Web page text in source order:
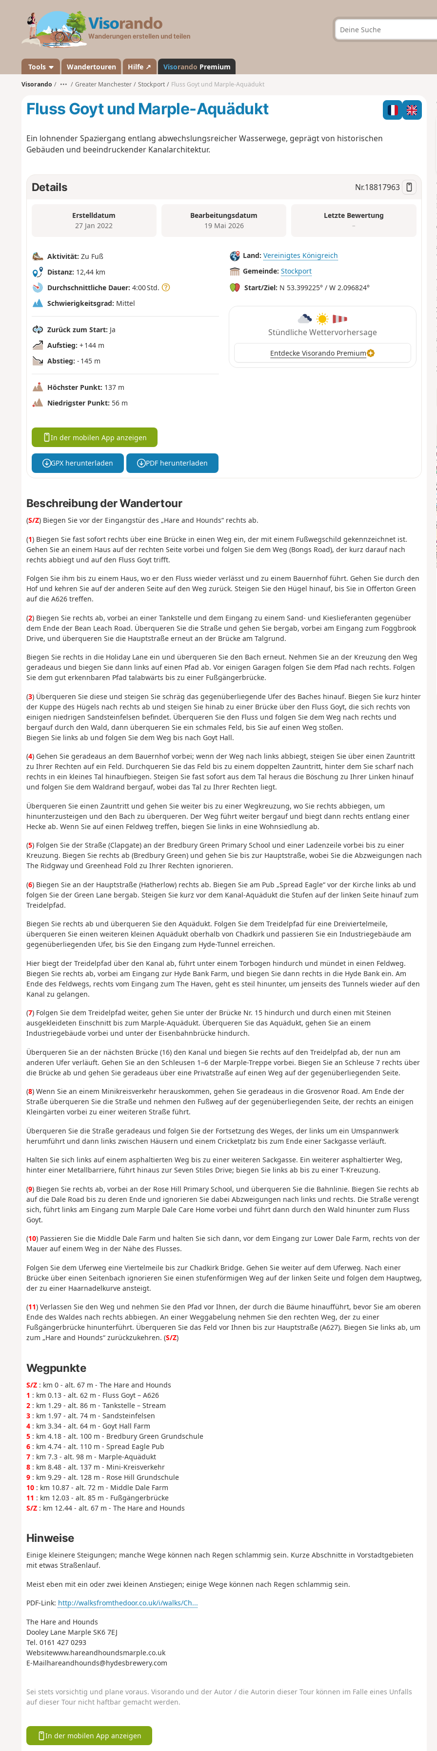
a
n
d
Tools Wandertouren Hilfe ↗ Visorando Premium
Visorando ••• Greater Manchester Stockport Fluss Goyt und Marple-Aquädukt
Fluss Goyt und Marple-Aquädukt
Ein lohnender Spaziergang entlang abwechslungsreicher Wasserwege, geprägt von historischen
Gebäuden und beeindruckender Kanalarchitektur.
Details Nr.18817963
Erstelldatum
27 Jan 2022
Bearbeitungsdatum
19 Mai 2026
Letzte Bewertung
–
Aktivität: Zu Fuß
Distanz: 12,44 km
Durchschnittliche Dauer: 4:00 Std.
Schwierigkeitsgrad: Mittel
Zurück zum Start: Ja
Aufstieg: + 144 m
Abstieg: - 145 m
Höchster Punkt: 137 m
Niedrigster Punkt: 56 m
Land: Vereinigtes Königreich
Gemeinde: Stockport
Start/Ziel: N 53.399225° / W 2.096824°
Stündliche Wettervorhersage
Entdecke Visorando Premium
In der mobilen App anzeigen
GPX herunterladen PDF herunterladen
Beschreibung der Wandertour
(S/Z) Biegen Sie vor der Eingangstür des „Hare and Hounds“ rechts ab.
(1) Biegen Sie fast sofort rechts über eine Brücke in einen Weg ein, der mit einem Fußwegschild gekennzeichnet ist.
Gehen Sie an einem Haus auf der rechten Seite vorbei und folgen Sie dem Weg (Bongs Road), der kurz darauf nach
rechts abbiegt und auf den Fluss Goyt trifft.
Folgen Sie ihm bis zu einem Haus, wo er den Fluss wieder verlässt und zu einem Bauernhof führt. Gehen Sie durch den
Hof und kehren Sie auf der anderen Seite auf den Weg zurück. Steigen Sie den Hügel hinauf, bis Sie in Offerton Green
auf die A626 treffen.
(2) Biegen Sie rechts ab, vorbei an einer Tankstelle und dem Eingang zu einem Sand- und Kieslieferanten gegenüber
dem Ende der Bean Leach Road. Überqueren Sie die Straße und gehen Sie bergab, vorbei am Eingang zum Foggbrook
Drive, und überqueren Sie die Hauptstraße erneut an der Brücke am Talgrund.
Biegen Sie rechts in die Holiday Lane ein und überqueren Sie den Bach erneut. Nehmen Sie an der Kreuzung den Weg
geradeaus und biegen Sie dann links auf einen Pfad ab. Vor einigen Garagen folgen Sie dem Pfad nach rechts. Folgen
Sie dem gut erkennbaren Pfad talabwärts bis zu einer Fußgängerbrücke.
(3) Überqueren Sie diese und steigen Sie schräg das gegenüberliegende Ufer des Baches hinauf. Biegen Sie kurz hinter
der Kuppe des Hügels nach rechts ab und steigen Sie hinab zu einer Brücke über den Fluss Goyt, die sich rechts von
einigen niedrigen Sandsteinfelsen befindet. Überqueren Sie den Fluss und folgen Sie dem Weg nach rechts und
bergauf durch den Wald, dann überqueren Sie ein schmales Feld, bis Sie auf einen Weg stoßen.
Biegen Sie links ab und folgen Sie dem Weg bis nach Goyt Hall.
(4) Gehen Sie geradeaus an dem Bauernhof vorbei; wenn der Weg nach links abbiegt, steigen Sie über einen Zauntritt
zu Ihrer Rechten auf ein Feld. Durchqueren Sie das Feld bis zu einem doppelten Zauntritt, hinter dem Sie scharf nach
rechts in ein kleines Tal hinaufbiegen. Steigen Sie fast sofort aus dem Tal heraus die Böschung zu Ihrer Linken hinauf
und folgen Sie dem Waldrand bergauf, wobei das Tal zu Ihrer Rechten liegt.
Überqueren Sie einen Zauntritt und gehen Sie weiter bis zu einer Wegkreuzung, wo Sie rechts abbiegen, um
hinunterzusteigen und den Bach zu überqueren. Der Weg führt weiter bergauf und biegt dann rechts entlang einer
Hecke ab. Wenn Sie auf einen Feldweg treffen, biegen Sie links in eine Wohnsiedlung ab.
(5) Folgen Sie der Straße (Clapgate) an der Bredbury Green Primary School und einer Ladenzeile vorbei bis zu einer
Kreuzung. Biegen Sie rechts ab (Bredbury Green) und gehen Sie bis zur Hauptstraße, wobei Sie die Abzweigungen nach
The Ridgway und Greenhead Fold zu Ihrer Rechten ignorieren.
(6) Biegen Sie an der Hauptstraße (Hatherlow) rechts ab. Biegen Sie am Pub „Spread Eagle“ vor der Kirche links ab und
folgen Sie der Green Lane bergab. Steigen Sie kurz vor dem Kanal-Aquädukt die Stufen auf der linken Seite hinauf zum
Treidelpfad.
Biegen Sie rechts ab und überqueren Sie den Aquädukt. Folgen Sie dem Treidelpfad für eine Dreiviertelmeile,
überqueren Sie einen weiteren kleinen Aquädukt oberhalb von Chadkirk und passieren Sie ein Industriegebäude am
gegenüberliegenden Ufer, bis Sie den Eingang zum Hyde-Tunnel erreichen.
Hier biegt der Treidelpfad über den Kanal ab, führt unter einem Torbogen hindurch und mündet in einen Feldweg.
Biegen Sie rechts ab, vorbei am Eingang zur Hyde Bank Farm, und biegen Sie dann rechts in die Hyde Bank ein. Am
Ende des Feldwegs, rechts vom Eingang zum The Haven, geht es steil hinunter, um jenseits des Tunnels wieder auf den
Kanal zu gelangen.
(7) Folgen Sie dem Treidelpfad weiter, gehen Sie unter der Brücke Nr. 15 hindurch und durch einen mit Steinen
ausgekleideten Einschnitt bis zum Marple-Aquädukt. Überqueren Sie das Aquädukt, gehen Sie an einem
Industriegebäude vorbei und unter der Eisenbahnbrücke hindurch.
Überqueren Sie an der nächsten Brücke (16) den Kanal und biegen Sie rechts auf den Treidelpfad ab, der nun am
anderen Ufer verläuft. Gehen Sie an den Schleusen 1–6 der Marple-Treppe vorbei. Biegen Sie an Schleuse 7 rechts über
die Brücke ab und gehen Sie geradeaus über eine Privatstraße auf einen Weg auf der gegenüberliegenden Seite.
(8) Wenn Sie an einem Minikreisverkehr herauskommen, gehen Sie geradeaus in die Grosvenor Road. Am Ende der
Straße überqueren Sie die Straße und nehmen den Fußweg auf der gegenüberliegenden Seite, der rechts an einigen
Kleingärten vorbei zu einer weiteren Straße führt.
Überqueren Sie die Straße geradeaus und folgen Sie der Fortsetzung des Weges, der links um ein Umspannwerk
herumführt und dann links zwischen Häusern und einem Cricketplatz bis zum Ende einer Sackgasse verläuft.
Halten Sie sich links auf einem asphaltierten Weg bis zu einer weiteren Sackgasse. Ein weiterer asphaltierter Weg,
hinter einer Metallbarriere, führt hinaus zur Seven Stiles Drive; biegen Sie links ab bis zu einer T-Kreuzung.
(9) Biegen Sie rechts ab, vorbei an der Rose Hill Primary School, und überqueren Sie die Bahnlinie. Biegen Sie rechts ab
auf die Dale Road bis zu deren Ende und ignorieren Sie dabei Abzweigungen nach links und rechts. Die Straße verengt
sich, führt links am Eingang zum Marple Dale Care Home vorbei und führt dann durch den Wald hinunter zum Fluss
Goyt.
(10) Passieren Sie die Middle Dale Farm und halten Sie sich dann, vor dem Eingang zur Lower Dale Farm, rechts von der
Mauer auf einem Weg in der Nähe des Flusses.
Folgen Sie dem Uferweg eine Viertelmeile bis zur Chadkirk Bridge. Gehen Sie weiter auf dem Uferweg. Nach einer
Brücke über einen Seitenbach ignorieren Sie einen stufenförmigen Weg auf der linken Seite und folgen dem Hauptweg,
der zu einer Haarnadelkurve ansteigt.
(11) Verlassen Sie den Weg und nehmen Sie den Pfad vor Ihnen, der durch die Bäume hinaufführt, bevor Sie am oberen
Ende des Waldes nach rechts abbiegen. An einer Weggabelung nehmen Sie den rechten Weg, der zu einer
Fußgängerbrücke hinunterführt. Überqueren Sie das Feld vor Ihnen bis zur Hauptstraße (A627). Biegen Sie links ab, um
zum „Hare and Hounds“ zurückzukehren. (S/Z)
Wegpunkte
S/Z: km 0 - alt. 67 m - The Hare and Hounds
1 : km 0.13 - alt. 62 m - Fluss Goyt – A626
2: km 1.29 - alt. 86 m - Tankstelle – Stream
3: km 1.97 - alt. 74 m - Sandsteinfelsen
4: km 3.34 - alt. 64 m - Goyt Hall Farm
5: km 4.18 - alt. 100 m - Bredbury Green Grundschule
6: km 4.74 - alt. 110 m - Spread Eagle Pub
7: km 7.3 - alt. 98 m - Marple-Aquädukt
8: km 8.48 - alt. 137 m - Mini-Kreisverkehr
9: km 9.29 - alt. 128 m - Rose Hill Grundschule
10: km 10.87 - alt. 72 m - Middle Dale Farm
11 : km 12.03 - alt. 85 m - Fußgängerbrücke
S/Z: km 12.44 - alt. 67 m - The Hare and Hounds
Hinweise
Einige kleinere Steigungen; manche Wege können nach Regen schlammig sein. Kurze Abschnitte in Vorstadtgebieten
mit etwas Straßenlauf.
Meist eben mit ein oder zwei kleinen Anstiegen; einige Wege können nach Regen schlammig sein.
PDF-Link: http://walksfromthedoor.co.uk/i/walks/Ch...
The Hare and Hounds
Dooley Lane Marple SK6 7EJ
Tel. 0161 427 0293
Websitewww.hareandhoundsmarple.co.uk
E-Mailhareandhounds@hydesbrewery.com
Sei stets vorsichtig und plane voraus. Visorando und der Autor / die Autorin dieser Tour können im Falle eines Unfalls
auf dieser Tour nicht haftbar gemacht werden.
In der mobilen App anzeigen